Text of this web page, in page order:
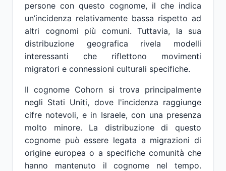
persone con questo cognome, il che indica
un’incidenza relativamente bassa rispetto ad
altri cognomi più comuni. Tuttavia, la sua
distribuzione geografica rivela modelli
interessanti che riflettono movimenti
migratori e connessioni culturali specifiche.
Il cognome Cohorn si trova principalmente
negli Stati Uniti, dove l'incidenza raggiunge
cifre notevoli, e in Israele, con una presenza
molto minore. La distribuzione di questo
cognome può essere legata a migrazioni di
origine europea o a specifiche comunità che
hanno mantenuto il cognome nel tempo.